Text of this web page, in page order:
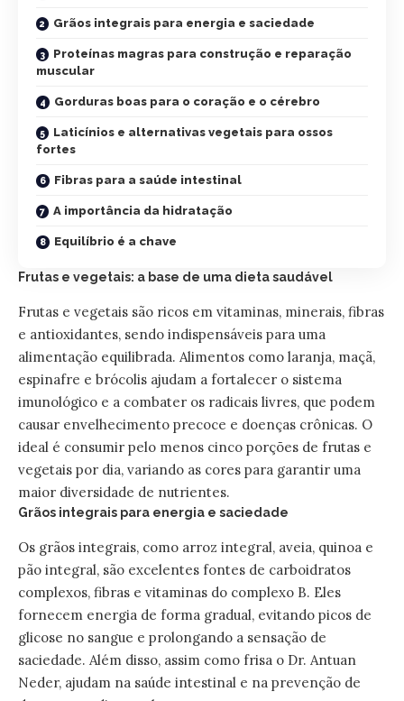
Grãos integrais para energia e saciedade
Proteínas magras para construção e reparação
muscular
Gorduras boas para o coração e o cérebro
Laticínios e alternativas vegetais para ossos
fortes
Fibras para a saúde intestinal
A importância da hidratação
Equilíbrio é a chave
Frutas e vegetais: a base de uma dieta saudável
Frutas e vegetais são ricos em vitaminas, minerais, fibras
e antioxidantes, sendo indispensáveis para uma
alimentação equilibrada. Alimentos como laranja, maçã,
espinafre e brócolis ajudam a fortalecer o sistema
imunológico e a combater os radicais livres, que podem
causar envelhecimento precoce e doenças crônicas. O
ideal é consumir pelo menos cinco porções de frutas e
vegetais por dia, variando as cores para garantir uma
maior diversidade de nutrientes.
Grãos integrais para energia e saciedade
Os grãos integrais, como arroz integral, aveia, quinoa e
pão integral, são excelentes fontes de carboidratos
complexos, fibras e vitaminas do complexo B. Eles
fornecem energia de forma gradual, evitando picos de
glicose no sangue e prolongando a sensação de
saciedade. Além disso, assim como frisa o Dr. Antuan
Neder, ajudam na saúde intestinal e na prevenção de